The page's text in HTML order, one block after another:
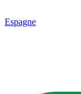
Espagne